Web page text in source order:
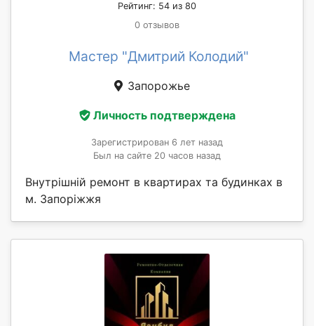
Рейтинг: 54 из 80
0 отзывов
Мастер "Дмитрий Колодий"
Запорожье
Личность подтверждена
Зарегистрирован 6 лет назад
Был на сайте 20 часов назад
Внутрішній ремонт в квартирах та будинках в
м. Запоріжжя